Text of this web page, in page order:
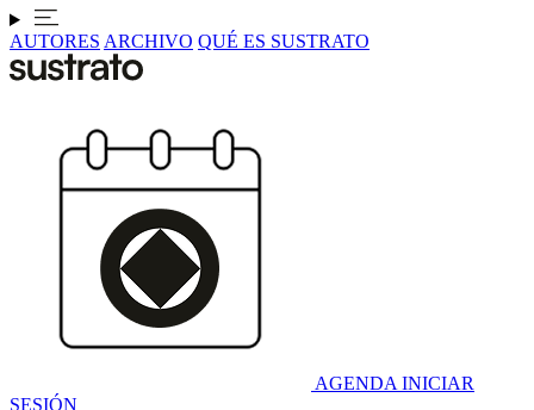
AUTORES ARCHIVO QUÉ ES SUSTRATO
AGENDA INICIAR
SESIÓN